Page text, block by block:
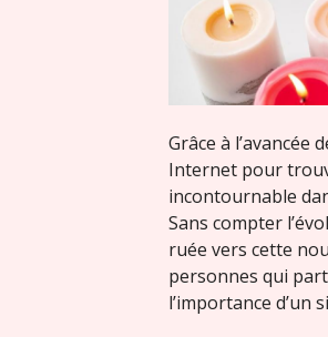
Grâce à
Internet pour
incontournable
Sans compter
ruée vers cette
personnes qui
l’importance